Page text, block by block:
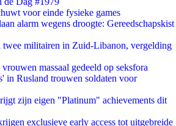
voor einde fysieke games
alarm wegens droogte: Gereedschapskist
twee militairen in Zuid-Libanon, vergelding
massaal gedeeld op seksfora
in Rusland trouwen soldaten voor
zijn eigen "Platinum" achievements dit
exclusieve early access tot uitgebreide